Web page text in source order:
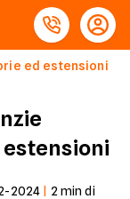
ed estensioni
2024 2 min di